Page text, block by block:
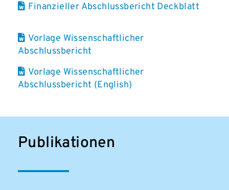
Finanzieller Abschlussbericht Deckblatt
Vorlage Wissenschaftlicher
Abschlussbericht
Vorlage Wissenschaftlicher
Abschlussbericht (English)
Publikationen